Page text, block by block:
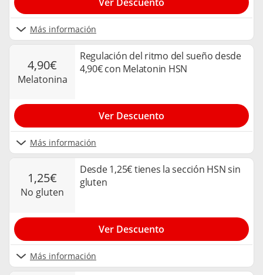
Más información
4,90€
melatonina
Regulación del ritmo del sueño desde
4,90€ con Melatonin HSN
Más información
Ver Descuento
1,25€
no gluten
Desde 1,25€ tienes la sección HSN sin
gluten
Más información
Ver Descuento